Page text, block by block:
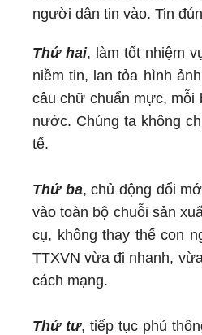
người dân tin vào. Tin
Thứ hai, làm tốt nhiệm
niềm tin, lan tỏa hình
câu chữ chuẩn mực, mỗi
nước. Chúng ta không
tế.
Thứ ba, chủ động đổi
vào toàn bộ chuỗi sản
cụ, không thay thế con
TTXVN vừa đi nhanh,
cách mạng.
Thứ tư, tiếp tục phủ